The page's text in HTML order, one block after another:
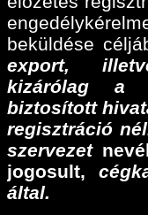
beküldése
export,
kizárólag a
biztosított
regisztráció
szervezet
jogosult,
által.